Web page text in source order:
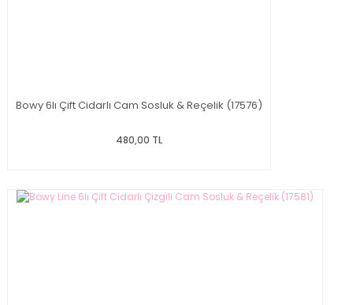
Bowy 6lı Çift Cidarlı Cam Sosluk & Reçelik (17576)
480,00 TL